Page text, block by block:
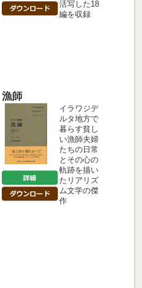
活写した18
編を収録
漁師
イラワジデ
ルタ地方で
暮らす貧し
い漁師夫婦
たちの日常
とその心の
軌跡を描い
たリアリズ
ム文学の傑
作